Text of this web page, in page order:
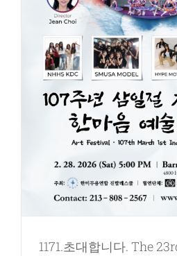
1171.초대합니다. The